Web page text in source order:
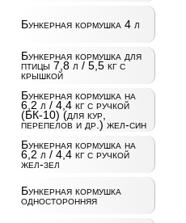
Бункерная кормушка 4 л
Бункерная кормушка для
птицы 7,8 л / 5,5 кг с
крышкой
Бункерная кормушка на
6,2 л / 4,4 кг с ручкой
(БК-10) (для кур,
перепелов и др.) жел-син
Бункерная кормушка на
6,2 л / 4,4 кг с ручкой
жел-зел
Бункерная кормушка
односторонняя